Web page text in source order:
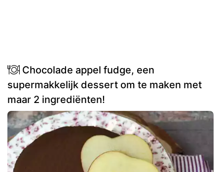
Chocolade appel fudge, een
supermakkelijk dessert om te maken met
maar 2 ingrediënten!